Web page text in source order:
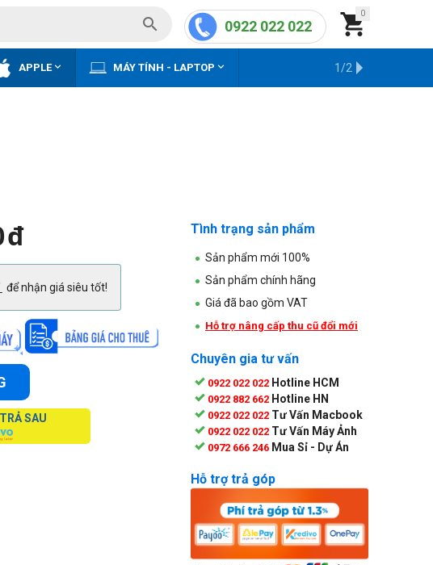
0

0922 022 022

APPLE MÁY TÍNH - LAPTOP  KHO HÀNG CŨ
1/2
đ
để nhận giá siêu tốt!
SAU
Tình trạng sản phẩm
Sản phẩm mới 100%
Sản phẩm chính hãng
Giá đã bao gồm VAT
Hỗ trợ nâng cấp thu cũ đổi mới
Chuyên gia tư vấn
0922 022 022 Hotline HCM
0922 882 662 Hotline HN
0922 022 022 Tư Vấn Macbook
0922 022 022 Tư Vấn Máy Ảnh
0972 666 246 Mua Sỉ - Dự Án
Hỗ trợ trả góp